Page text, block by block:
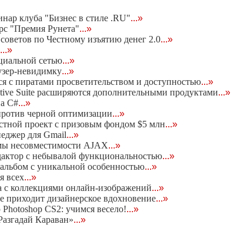
клуба "Бизнес в стиле .RU"...»
"Премия Рунета"...»
по Честному изъятию денег 2.0...»
...»
сетью...»
невидимку...»
с пиратами просветительством и доступностью...»
Suite расширяются дополнительными продуктами...»
C#...»
черной оптимизации...»
проект с призовым фондом $5 млн...»
для Gmail...»
несовместимости AJAX...»
с небывалой функциональностью...»
с уникальной особенностью...»
всех...»
с коллекциями онлайн-изображений...»
приходит дизайнерское вдохновение...»
CS2: учимся весело!...»
Караван»...»